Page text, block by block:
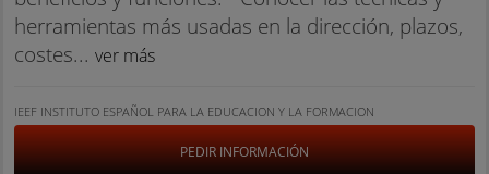
herramientas más usadas en la dirección, plazos,
costes... ver más
IEEF INSTITUTO ESPAÑOL PARA LA EDUCACION Y LA FORMACION
PEDIR INFORMACIÓN